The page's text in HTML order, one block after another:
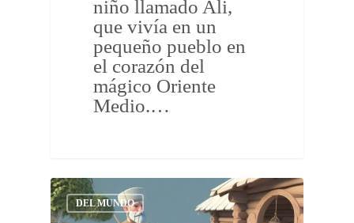
niño llamado Ali,
que vivía en un
pequeño pueblo en
el corazón del
mágico Oriente
Medio.…
DEL MUNDO